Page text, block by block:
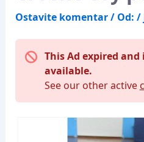
Ostavite komentar/ Od: /
This Ad expired
available.
See our other active